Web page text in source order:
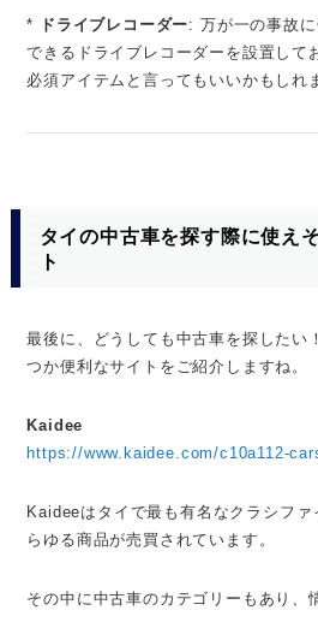
* ドライブレコーダー: 万が一の事故
できるドライブレコーダーを設置して
必須アイテムと言ってもいいかもしれ
タイの中古車を探す際に使え
ト
最後に、どうしても中古車を探したい
つか便利なサイトをご紹介しますね。
Kaidee
https://www.kaidee.com/c10a112-
Kaideeはタイで最も有名なクラシフ
らゆる商品が売買されています。
その中に中古車のカテゴリーもあり、